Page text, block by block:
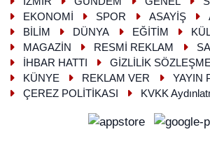
EKONOMİ
SPOR ASAYİŞ
BİLİM
DÜNYA EĞİTİM
MAGAZİN
RESMİ REKLAM
İHBAR HATTI
GİZLİLİK
KÜNYE
REKLAM VER
YAYIN
ÇEREZ POLİTİKASI
KVKK